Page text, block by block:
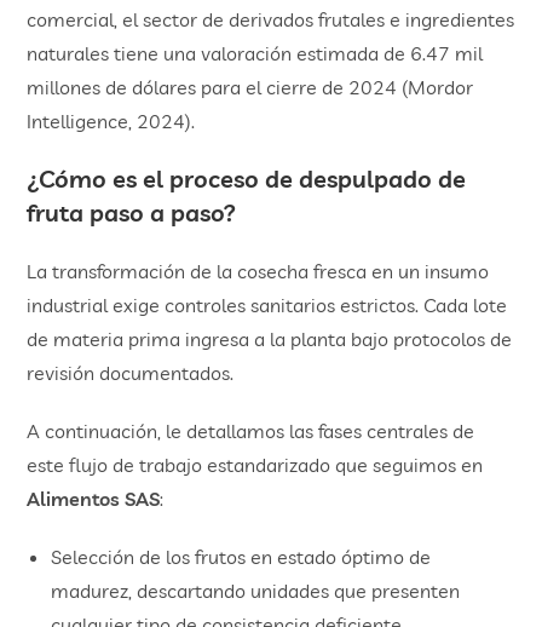
comercial, el sector de derivados frutales e ingredientes
naturales tiene una valoración estimada de 6.47 mil
millones de dólares para el cierre de 2024 (Mordor
Intelligence, 2024).
¿Cómo es el proceso de despulpado de
fruta paso a paso?
La transformación de la cosecha fresca en un insumo
industrial exige controles sanitarios estrictos. Cada lote
de materia prima ingresa a la planta bajo protocolos de
revisión documentados.
A continuación, le detallamos las fases centrales de
este flujo de trabajo estandarizado que seguimos en
Alimentos SAS:
Selección de los frutos en estado óptimo de
madurez, descartando unidades que presenten